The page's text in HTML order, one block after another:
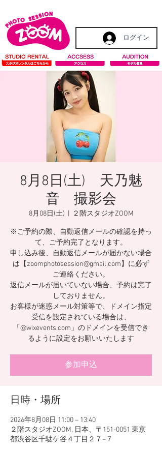
ログイン
8月8日(土) 天乃魅
音 撮影会
8月08日(土) ２階スタジオZOOM
※ご予約の際、自動返信メールの確認を持っ
て、ご予約完了となります。
申し込み後、自動返信メールが届かない場合
は【zoomphotosession@gmail.com】に必ず
ご連絡ください。
返信メールが届いていない場合、予約は完了
しておりません。
お客様が迷惑メール対策等で、ドメイン指定
受信を設定されている場合は、
「@wixevents.com」のドメインを受信でき
るように設定をお願いいたします
参加申込
日時・場所
2026年8月08日 11:00 – 13:40
２階スタジオZOOM, 日本、〒151-0051 東京
都渋谷区千駄ケ谷４丁目２７−７